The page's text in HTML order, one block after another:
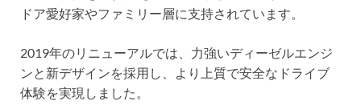
ドア愛好家やファミリー層に支持されています。
2019年のリニューアルでは、力強いディーゼルエンジ
ンと新デザインを採用し、より上質で安全なドライブ
体験を実現しました。